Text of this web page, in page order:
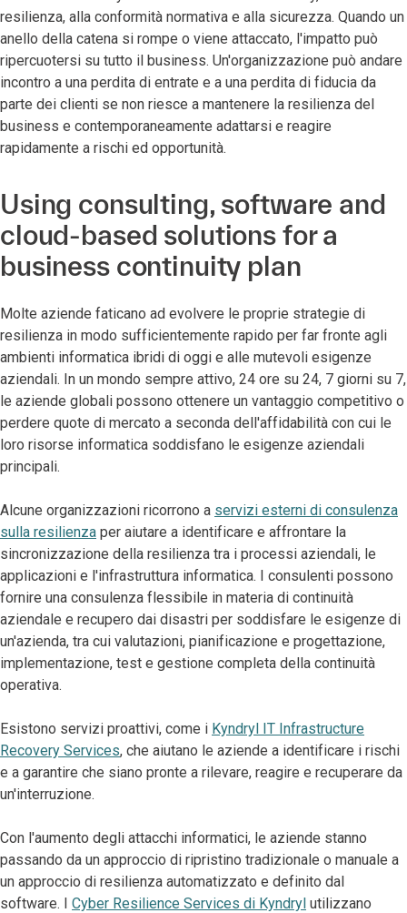
resilienza, alla conformità normativa e alla sicurezza. Quando un
anello della catena si rompe o viene attaccato, l'impatto può
ripercuotersi su tutto il business. Un'organizzazione può andare
incontro a una perdita di entrate e a una perdita di fiducia da
parte dei clienti se non riesce a mantenere la resilienza del
business e contemporaneamente adattarsi e reagire
rapidamente a rischi ed opportunità.
Using consulting, software and
cloud-based solutions for a
business continuity plan
Molte aziende faticano ad evolvere le proprie strategie di
resilienza in modo sufficientemente rapido per far fronte agli
ambienti informatica ibridi di oggi e alle mutevoli esigenze
aziendali. In un mondo sempre attivo, 24 ore su 24, 7 giorni su 7,
le aziende globali possono ottenere un vantaggio competitivo o
perdere quote di mercato a seconda dell'affidabilità con cui le
loro risorse informatica soddisfano le esigenze aziendali
principali.
Alcune organizzazioni ricorrono a servizi esterni di consulenza
sulla resilienza per aiutare a identificare e affrontare la
sincronizzazione della resilienza tra i processi aziendali, le
applicazioni e l'infrastruttura informatica. I consulenti possono
fornire una consulenza flessibile in materia di continuità
aziendale e recupero dai disastri per soddisfare le esigenze di
un'azienda, tra cui valutazioni, pianificazione e progettazione,
implementazione, test e gestione completa della continuità
operativa.
Esistono servizi proattivi, come i Kyndryl IT Infrastructure
Recovery Services, che aiutano le aziende a identificare i rischi
e a garantire che siano pronte a rilevare, reagire e recuperare da
un'interruzione.
Con l'aumento degli attacchi informatici, le aziende stanno
passando da un approccio di ripristino tradizionale o manuale a
un approccio di resilienza automatizzato e definito dal
software. I Cyber Resilience Services di Kyndryl utilizzano